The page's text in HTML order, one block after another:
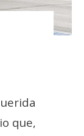
que,